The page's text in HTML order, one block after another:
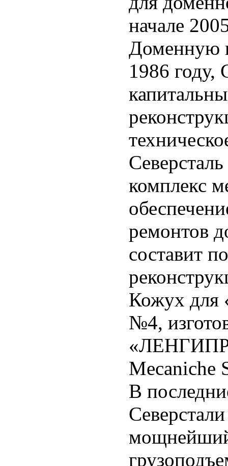
начале
Доменную
1986 году,
комплекс
ремонтов
составит
Кожух для
№4,
Mecaniche
В